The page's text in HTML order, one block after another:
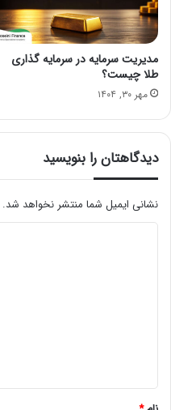
مدیریت سرمایه در سرمایه گذاری
طلا چیست؟
مهر ۳۰, ۱۴۰۴
دیدگاهتان را بنویسید
نشانی ایمیل شما منتشر نخواهد شد.